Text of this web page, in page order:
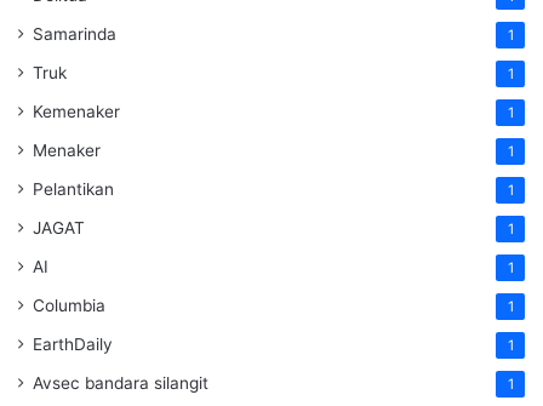
Samarinda 1
Truk 1
Kemenaker 1
Menaker 1
Pelantikan 1
JAGAT 1
AI 1
Columbia 1
EarthDaily 1
Avsec bandara silangit 1